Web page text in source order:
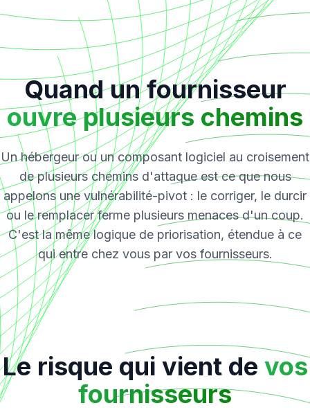
Quand un fournisseur
ouvre plusieurs chemins
Un hébergeur ou un composant logiciel au croisement
de plusieurs chemins d'attaque est ce que nous
appelons une vulnérabilité-pivot : le corriger, le durcir
ou le remplacer ferme plusieurs menaces d'un coup.
C'est la même logique de priorisation, étendue à ce
qui entre chez vous par vos fournisseurs.
Le risque qui vient de vos
fournisseurs